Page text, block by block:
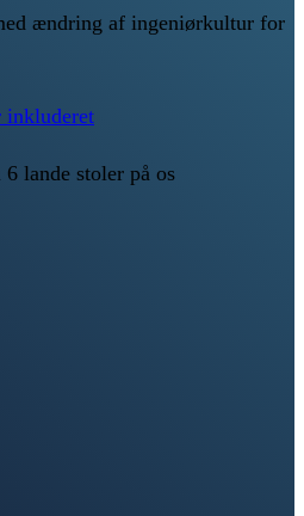
ændring af ingeniørkultur for
inkluderet
lande stoler på os